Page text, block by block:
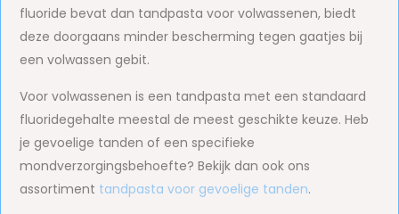
fluoride bevat dan tandpasta voor volwassenen, biedt
deze doorgaans minder bescherming tegen gaatjes bij
een volwassen gebit.
Voor volwassenen is een tandpasta met een standaard
fluoridegehalte meestal de meest geschikte keuze. Heb
je gevoelige tanden of een specifieke
mondverzorgingsbehoefte? Bekijk dan ook ons
assortiment tandpasta voor gevoelige tanden.